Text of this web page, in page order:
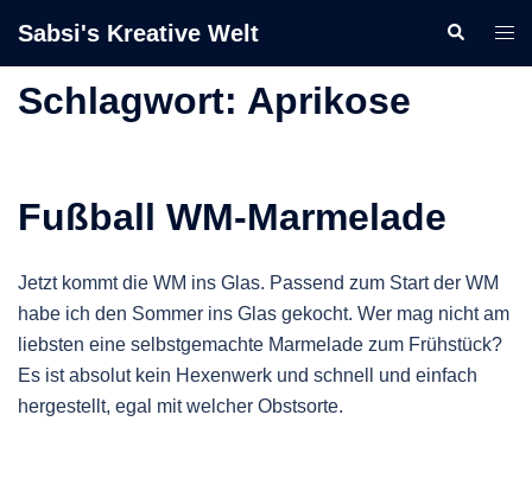
Inhalt
Sabsi's Kreative Welt Suche
Schlagwort: Aprikose
Fußball WM-Marmelade
Jetzt kommt die WM ins Glas. Passend zum Start der WM
habe ich den Sommer ins Glas gekocht. Wer mag nicht am
liebsten eine selbstgemachte Marmelade zum Frühstück?
Es ist absolut kein Hexenwerk und schnell und einfach
hergestellt, egal mit welcher Obstsorte.